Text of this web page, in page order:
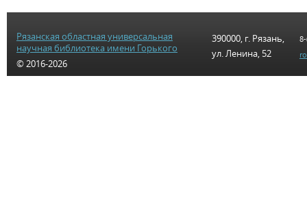
Рязанская областная универсальная
научная библиотека имени Горького
© 2016-2026
390000, г. Рязань,
ул. Ленина, 52